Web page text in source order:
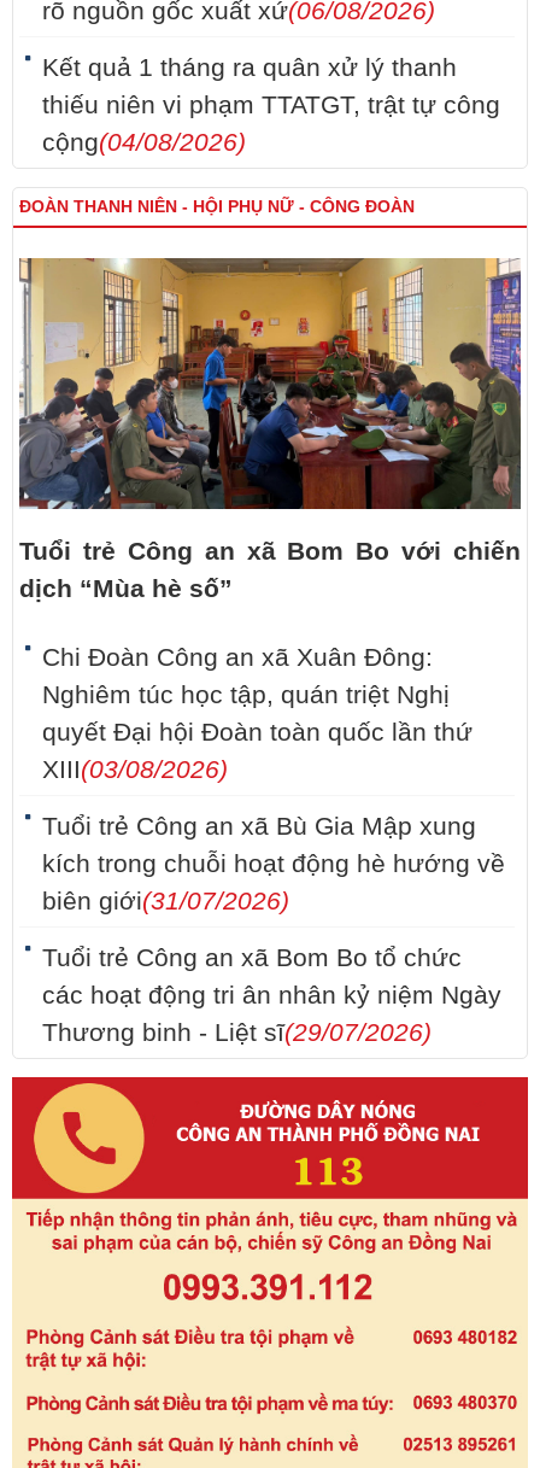
rõ nguồn gốc xuất xứ(06/08/2026)
Kết quả 1 tháng ra quân xử lý thanh
thiếu niên vi phạm TTATGT, trật tự công
cộng(04/08/2026)
ĐOÀN THANH NIÊN - HỘI PHỤ NỮ - CÔNG ĐOÀN
Tuổi trẻ Công an xã Bom Bo với chiến
dịch “Mùa hè số”
Chi Đoàn Công an xã Xuân Đông:
Nghiêm túc học tập, quán triệt Nghị
quyết Đại hội Đoàn toàn quốc lần thứ
XIII(03/08/2026)
Tuổi trẻ Công an xã Bù Gia Mập xung
kích trong chuỗi hoạt động hè hướng về
biên giới(31/07/2026)
Tuổi trẻ Công an xã Bom Bo tổ chức
các hoạt động tri ân nhân kỷ niệm Ngày
Thương binh - Liệt sĩ(29/07/2026)